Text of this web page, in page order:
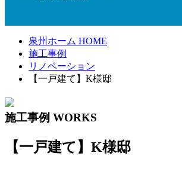
泉州ホーム HOME
施工事例
リノベーション
【一戸建て】K様邸
施工事例 WORKS
【一戸建て】K様邸